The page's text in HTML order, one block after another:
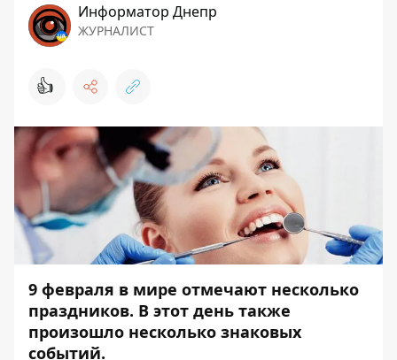
Информатор Днепр
ЖУРНАЛИСТ
👍
9 февраля в мире отмечают несколько
праздников. В этот день также
произошло несколько знаковых
событий.